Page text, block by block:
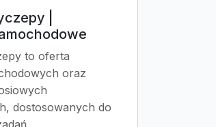
|
to oferta
oraz
dostosowanych do